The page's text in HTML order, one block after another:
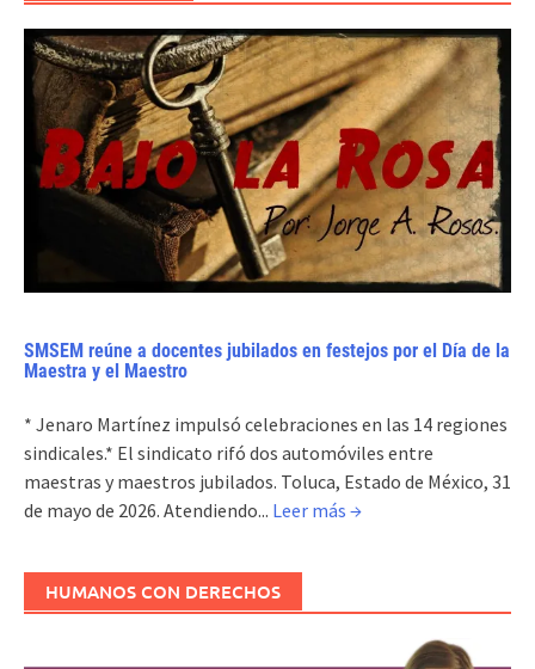
SMSEM reúne a docentes jubilados en festejos por el Día de la
Maestra y el Maestro
* Jenaro Martínez impulsó celebraciones en las 14 regiones
sindicales.* El sindicato rifó dos automóviles entre
maestras y maestros jubilados. Toluca, Estado de México, 31
de mayo de 2026. Atendiendo... Leer más →
HUMANOS CON DERECHOS